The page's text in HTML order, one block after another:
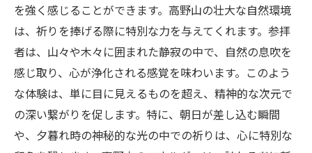
を強く感じることができます。高野山の壮大な自然環境
は、祈りを捧げる際に特別な力を与えてくれます。参拝
者は、山々や木々に囲まれた静寂の中で、自然の息吹を
感じ取り、心が浄化される感覚を味わいます。このよう
な体験は、単に目に見えるものを超え、精神的な次元で
の深い繋がりを促します。特に、朝日が差し込む瞬間
や、夕暮れ時の神秘的な光の中での祈りは、心に特別な